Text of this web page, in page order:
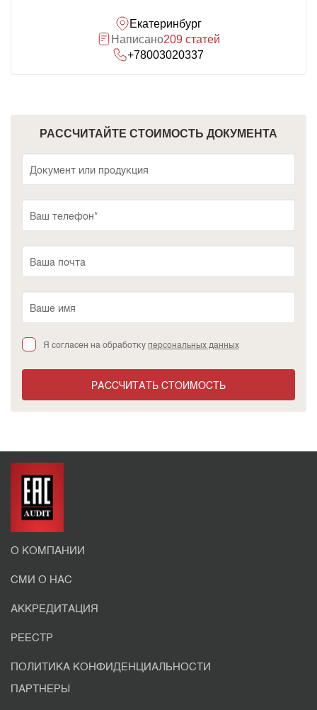
Екатеринбург
Написано209 статей
+78003020337
РАССЧИТАЙТЕ СТОИМОСТЬ ДОКУМЕНТА
Я согласен на обработкуперсональных данных
РАССЧИТАТЬ СТОИМОСТЬ
О КОМПАНИИ
СМИ О НАС
АККРЕДИТАЦИЯ
РЕЕСТР
ПОЛИТИКА КОНФИДЕНЦИАЛЬНОСТИ
ПАРТНЕРЫ